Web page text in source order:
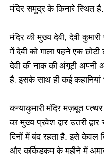
मंदिर समुद्र के किनारे स्थित है.
मंदिर की मुख्य देवी, देवी
में देवी को माला पहने एक
देवी की नाक की अंगूठी अपनी
है. इसके साथ ही कई कहानियां
कन्याकुमारी मंदिर मज़बूत
का मुख्य प्रवेश द्वार उत्तरी द्वार
दिनों में बंद रहता है. इसे
और कर्किडकम के महीने में